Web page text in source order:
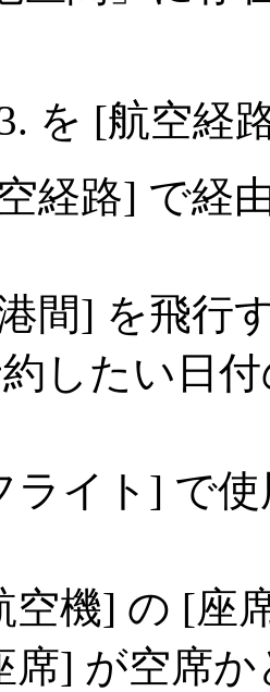
を [航空経
経路] で経
間] を飛行
約したい日
ライト] で
空機] の [座
席] が空席